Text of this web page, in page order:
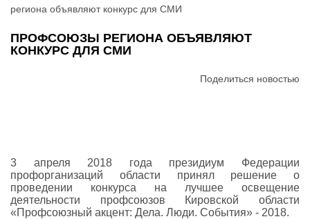
региона объявляют конкурс для СМИ
ПРОФСОЮЗЫ РЕГИОНА ОБЪЯВЛЯЮТ
КОНКУРС ДЛЯ СМИ
Поделиться новостью
3 апреля 2018 года президиум Федерации
профорганизаций области принял решение о
проведении конкурса на лучшее освещение
деятельности профсоюзов Кировской области
«Профсоюзный акцент: Дела. Люди. События» - 2018.